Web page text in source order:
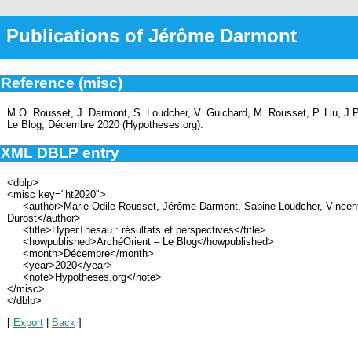
Publications of Jérôme Darmont
Reference (misc)
M.O. Rousset, J. Darmont, S. Loudcher, V. Guichard, M. Rousset, P. Liu,
Le Blog, Décembre 2020 (Hypotheses.org).
XML DBLP entry
<dblp>
<misc key="ht2020">
<author>Marie-Odile Rousset, Jérôme Darmont, Sabine Loudcher,
Durost</author>
<title>HyperThésau : résultats et perspectives</title>
<howpublished>ArchéOrient – Le Blog</howpublished>
<month>Décembre</month>
<year>2020</year>
<note>Hypotheses.org</note>
</misc>
</dblp>
[ Export Back ]